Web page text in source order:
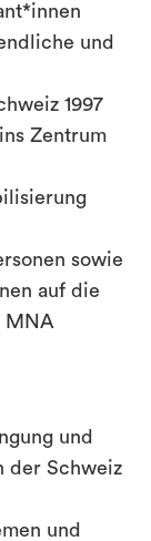
und
1997
Zentrum
sowie
auf die
MNA
und
der Schweiz
und